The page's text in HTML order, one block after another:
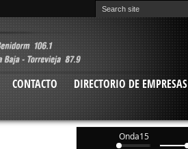
CONTACTO
DIRECTORIO DE EMPRESAS
Onda15